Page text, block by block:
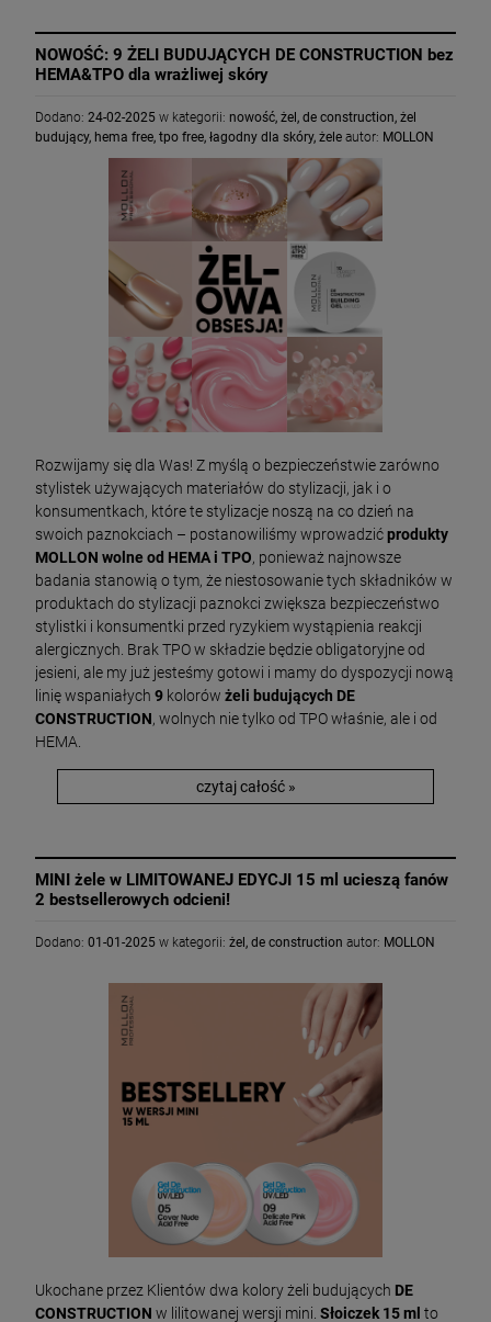
NOWOŚĆ: 9 ŻELI BUDUJĄCYCH DE CONSTRUCTION bez
HEMA&TPO dla wrażliwej skóry
Dodano: 24-02-2025 w kategorii: nowość, żel , de construction, żel
budujący, hema free, tpo free, łagodny dla skóry, żele autor: MOLLON
Rozwijamy się dla Was! Z myślą o bezpieczeństwie zarówno
stylistek używających materiałów do stylizacji, jak i o
konsumentkach, które te stylizacje noszą na co dzień na
swoich paznokciach – postanowiliśmy wprowadzićprodukty
MOLLON wolne od HEMA i TPO, ponieważ najnowsze
badania stanowią o tym, że niestosowanie tych składników w
produktach do stylizacji paznokci zwiększa bezpieczeństwo
stylistki i konsumentki przed ryzykiem wystąpienia reakcji
alergicznych. Brak TPO w składzie będzie obligatoryjne od
jesieni, ale my już jesteśmy gotowi i mamy do dyspozycji nową
linię wspaniałych 9 kolorów żeli budujących DE
CONSTRUCTION, wolnych nie tylko od TPO właśnie, ale i od
HEMA.
czytaj całość »
MINI żele w LIMITOWANEJ EDYCJI 15 ml ucieszą fanów
2 bestsellerowych odcieni!
Dodano: 01-01-2025 w kategorii: żel , de construction autor: MOLLON
Ukochane przez Klientów dwa kolory żeli budujących DE
CONSTRUCTION w lilitowanej wersji mini. Słoiczek 15 ml to